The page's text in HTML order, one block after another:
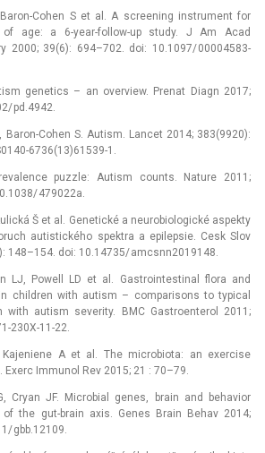
Cohen S et al. A screening instrument for
age: a 6-year-follow-up study. J Am Acad
2000; 39(6): 694–702. doi: 10.1097/ 00004583-
genetics –⁠ an overview. Prenat Dia­gn 2017;
pd.4942.
Baron-Cohen S. Autism. Lancet 2014; 383(9920):
6736(13)61539-1.
puzzle: Autism counts. Nature 2011;
479022a.
Š et al. Genetické a neuro­bio­logické aspekty
autistického spektra a epilepsie. Cesk Slov
148–154. doi: 10.14735/ amcsnn2019148.
LJ, Powell LD et al. Gastrointestinal flora and
children with autism –⁠ comparisons to typical
with autism severity. BMC Gastroenterol 2011;
230X-11-22.
A et al. The microbio­ta: an exercise
Immunol Rev 2015; 21 : 70–79.
Cryan JF. Microbial genes, brain and behavior
the gut-brain axis. Genes Brain Behav 2014;
gbb.12109.